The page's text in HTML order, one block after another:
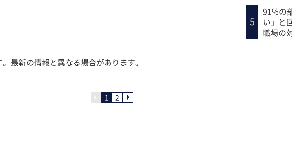
91%の
い」と
職場の
最新の情報と異なる場合があります。
1 2